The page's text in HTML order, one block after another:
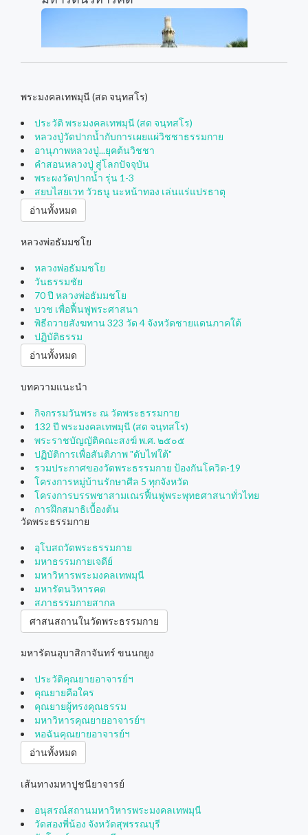
หอฉันคุณยายอาจารย์มหารัตนอุบาสิกาจันทร์ ขน
มหาวิหารคุณยายอาจารย์มหารัตนอุบาสิกาจันทร์
มหาธรรมกายเจดีย์
พระมงคลเทพมุนี (สด จนฺทสโร)
ประวัติ พระมงคลเทพมุนี (สด จนฺทสโร)
หลวงปู่วัดปากน้ำกับการเผยแผ่วิชชาธรรมกาย
อานุภาพหลวงปู่...ยุคต้นวิชชา
คำสอนหลวงปู่ สู่โลกปัจจุบัน
พระผงวัดปากน้ำ รุ่น 1-3
สยบไสยเวท วัวธนู นะหน้าทอง เล่นแร่แปรธาตุ
อ่านทั้งหมด
หลวงพ่อธัมมชโย
หลวงพ่อธัมมชโย
วันธรรมชัย
70 ปี หลวงพ่อธัมมชโย
บวช เพื่อฟื้นฟูพระศาสนา
พิธีถวายสังฆทาน 323 วัด 4 จังหวัดชายแดนภาคใต้
ปฏิบัติธรรม
อ่านทั้งหมด
บทความแนะนำ
กิจกรรมวันพระ ณ วัดพระธรรมกาย
132 ปี พระมงคลเทพมุนี (สด จนฺทสโร)
พระราชบัญญัติคณะสงฆ์ พ.ศ. ๒๕๐๕
ปฏิบัติการเพื่อสันติภาพ "ดับไฟใต้"
รวมประกาศของวัดพระธรรมกาย ป้องกันโควิด-19
โครงการหมู่บ้านรักษาศีล 5 ทุกจังหวัด
โครงการบรรพชาสามเณรฟื้นฟูพระพุทธศาสนาทั่วไทย
การฝึกสมาธิเบื้องต้น
วัดพระธรรมกาย
อุโบสถวัดพระธรรมกาย
มหาธรรมกายเจดีย์
มหาวิหารพระมงคลเทพมุนี
มหารัตนวิหารคด
สภาธรรมกายสากล
ศาสนสถานในวัดพระธรรมกาย
มหารัตนอุบาสิกาจันทร์ ขนนกยูง
ประวัติคุณยายอาจารย์ฯ
คุณยายคือใคร
คุณยายผู้ทรงคุณธรรม
มหาวิหารคุณยายอาจารย์ฯ
หอฉันคุณยายอาจารย์ฯ
อ่านทั้งหมด
เส้นทางมหาปูชนียาจารย์
อนุสรณ์สถานมหาวิหารพระมงคลเทพมุนี
วัดสองพี่น้อง จังหวัดสุพรรณบุรี